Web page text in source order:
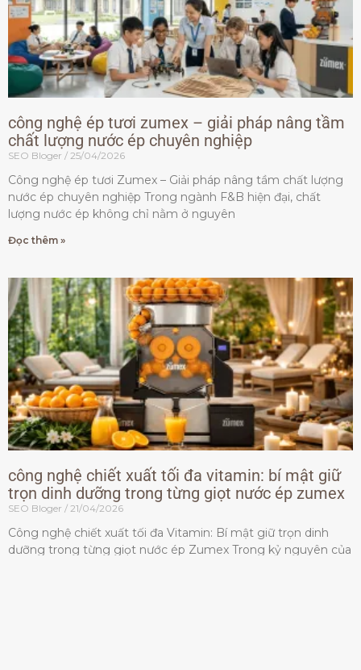
công nghệ ép tươi zumex – giải pháp nâng tầm
chất lượng nước ép chuyên nghiệp
SEO Bloger 25/04/2026
Công nghệ ép tươi Zumex – Giải pháp nâng tầm chất lượng
nước ép chuyên nghiệp Trong ngành F&B hiện đại, chất
lượng nước ép không chỉ nằm ở nguyên
Đọc thêm »
công nghệ chiết xuất tối đa vitamin: bí mật giữ
trọn dinh dưỡng trong từng giọt nước ép zumex
SEO Bloger 21/04/2026
Công nghệ chiết xuất tối đa Vitamin: Bí mật giữ trọn dinh
dưỡng trong từng giọt nước ép Zumex Trong kỷ nguyên của